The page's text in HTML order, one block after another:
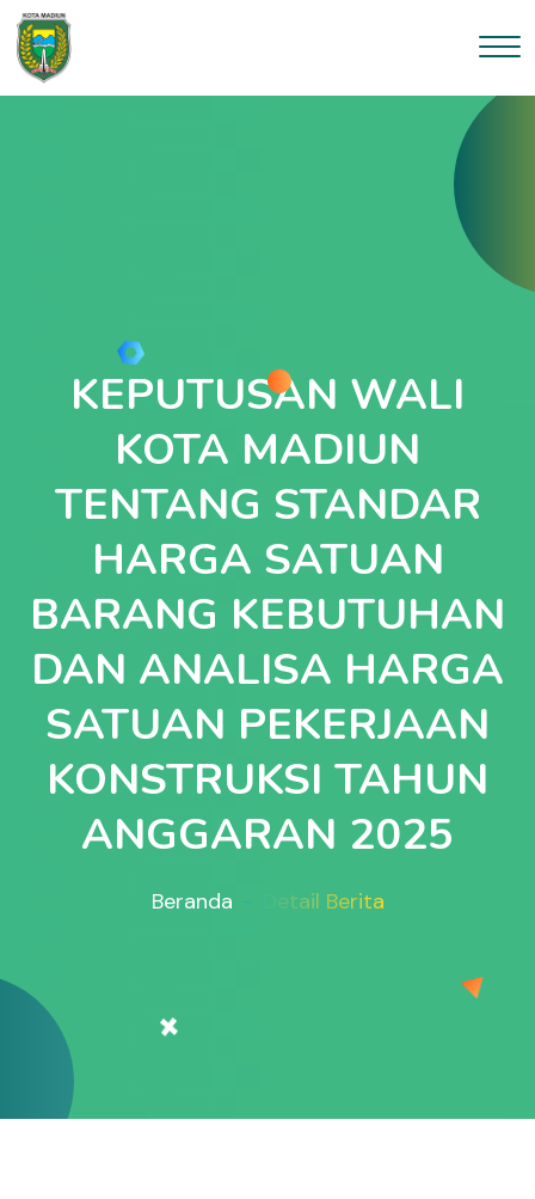
KEPUTUSAN WALI
KOTA MADIUN
TENTANG STANDAR
HARGA SATUAN
BARANG KEBUTUHAN
DAN ANALISA HARGA
SATUAN PEKERJAAN
KONSTRUKSI TAHUN
ANGGARAN 2025
Beranda Detail Berita